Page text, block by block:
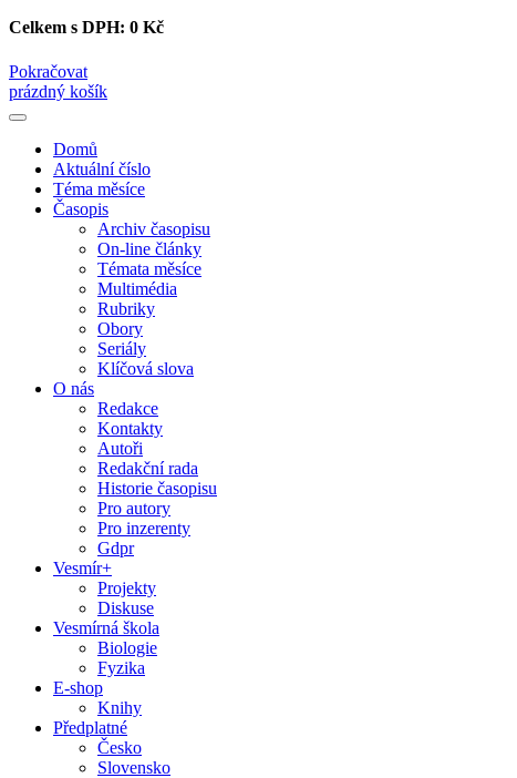
Celkem s DPH: 0 Kč
Pokračovat
prázdný košík
Domů
Aktuální číslo
Téma měsíce
Časopis
Archiv časopisu
On-line články
Témata měsíce
Multimédia
Rubriky
Obory
Seriály
Klíčová slova
O nás
Redakce
Kontakty
Autoři
Redakční rada
Historie časopisu
Pro autory
Pro inzerenty
Gdpr
Vesmír+
Projekty
Diskuse
Vesmírná škola
Biologie
Fyzika
E-shop
Knihy
Předplatné
Česko
Slovensko